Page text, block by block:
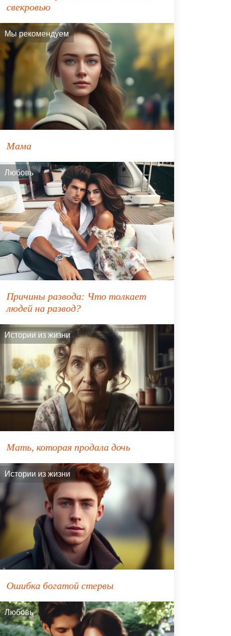
свекровью
Мы рекомендуем
Мама
Любовь
Причины развода: Что толкает
людей на развод?
Истории из жизни
Мать, которая продала дочь
Истории из жизни
Ошибка богатой стервы
Любовь